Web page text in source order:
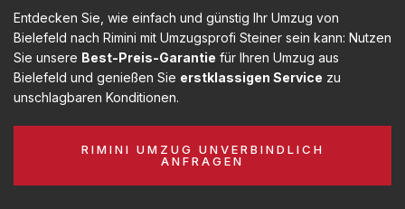
Entdecken Sie, wie einfach und günstig Ihr Umzug von
Bielefeld nach Rimini mit Umzugsprofi Steiner sein kann: Nutzen
Sie unsere Best-Preis-Garantie für Ihren Umzug aus
Bielefeld und genießen Sie erstklassigen Service zu
unschlagbaren Konditionen.
RIMINI UMZUG UNVERBINDLICH
ANFRAGEN